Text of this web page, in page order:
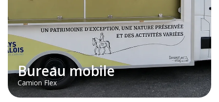
Bureau mobile
Camion Flex